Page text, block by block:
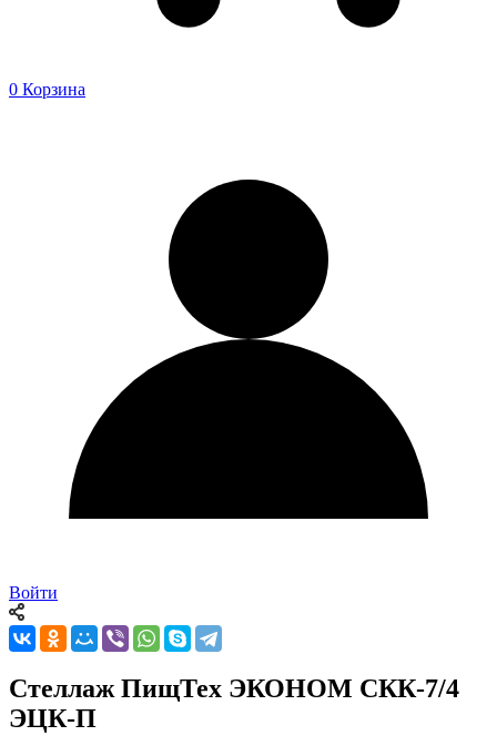
0 Корзина
Войти
Стеллаж ПищТех ЭКОНОМ СКК-7/4
ЭЦК-П